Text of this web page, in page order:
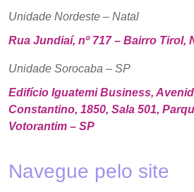
Unidade Nordeste – Natal
Rua Jundiaí, nº 717 – Bairro Tirol,
Unidade Sorocaba – SP
Edifício Iguatemi Business,
Constantino, 1850, Sala 501,
Votorantim – SP
Navegue pelo site